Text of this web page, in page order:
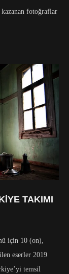
kazanan fotoğraflar
TAKIMI
için 10 (on),
eserler 2019
temsil